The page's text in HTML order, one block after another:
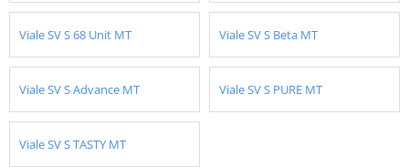
Viale SV S 68 Unit MT Viale SV S Beta MT
Viale SV S Advance MT Viale SV S PURE MT
Viale SV S TASTY MT